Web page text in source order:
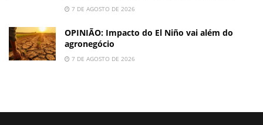
7 DE AGOSTO DE 2026
OPINIÃO: Impacto do El Niño vai além do
agronegócio
7 DE AGOSTO DE 2026